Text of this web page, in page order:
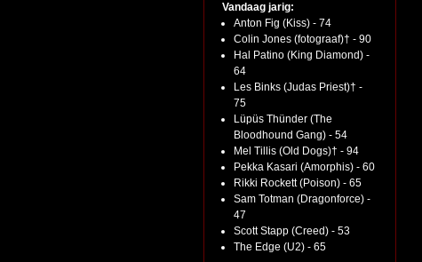
Vandaag jarig:
Anton Fig (Kiss) - 74
Colin Jones (fotograaf)† - 90
Hal Patino (King Diamond) -
64
Les Binks (Judas Priest)† -
75
Lüpüs Thünder (The
Bloodhound Gang) - 54
Mel Tillis (Old Dogs)† - 94
Pekka Kasari (Amorphis) - 60
Rikki Rockett (Poison) - 65
Sam Totman (Dragonforce) -
47
Scott Stapp (Creed) - 53
The Edge (U2) - 65